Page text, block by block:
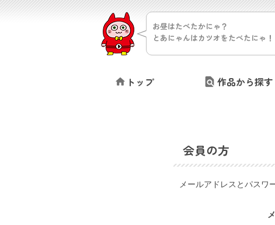
お昼はたべたかにゃ？
とあにゃんはカツオをたべたにゃ！
トップ 作品から探す
会員の方
メールアドレスとパスワ